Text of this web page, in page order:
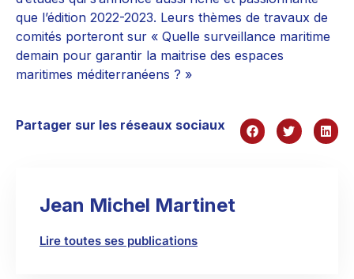
que l’édition 2022-2023. Leurs thèmes de travaux de
comités porteront sur « Quelle surveillance maritime
demain pour garantir la maitrise des espaces
maritimes méditerranéens ? »
Partager sur les réseaux sociaux
Jean Michel Martinet
Lire toutes ses publications